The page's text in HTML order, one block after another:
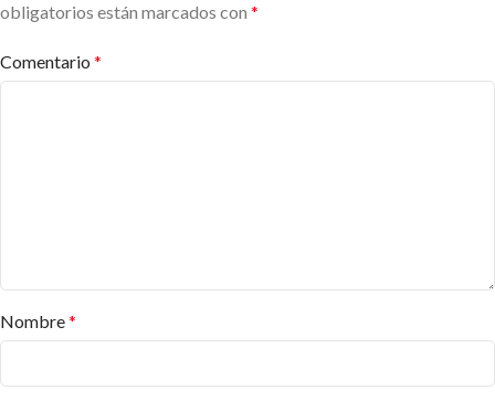
obligatorios están marcados con *
Comentario *
Nombre*